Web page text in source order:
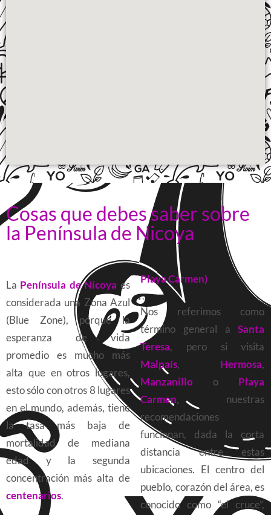
Cosas que debes saber sobre
la Península de Nicoya
La Península de Nicoya es
considerada una Zona Azul
(Blue Zone), porque la
esperanza de vida
promedio es mucho más
alta que en otros lugares,
esto sólo con otros 8 lugares
en el mundo, además, tiene
la tasa más baja de
mortalidad de mediana
edad y la segunda
concentración más alta de
centenarios.
Playa Carmen)
Nos referimos como
término general aSanta
Teresa, pero si visita
Malpaís, Hermosa,
Manzanillo o Playa
Carmen, nuestras
recomendaciones
funcionan, dada la corta
distancia entre estas
ubicaciones. El centro del
pueblo, corazón del área, es
conocido como “el cruce”,